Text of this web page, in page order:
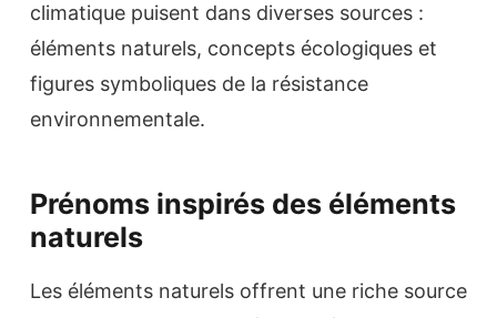
climatique puisent dans diverses sources :
éléments naturels, concepts écologiques et
figures symboliques de la résistance
environnementale.
Prénoms inspirés des éléments
naturels
Les éléments naturels offrent une riche source